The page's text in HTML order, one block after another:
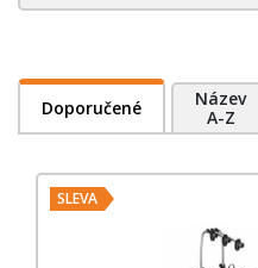
Doporučené
Název
A-Z
SLEVA